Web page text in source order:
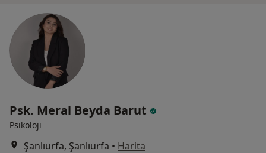
Psk. Meral Beyda Barut
Psikoloji
Şanlıurfa, Şanlıurfa • Harita